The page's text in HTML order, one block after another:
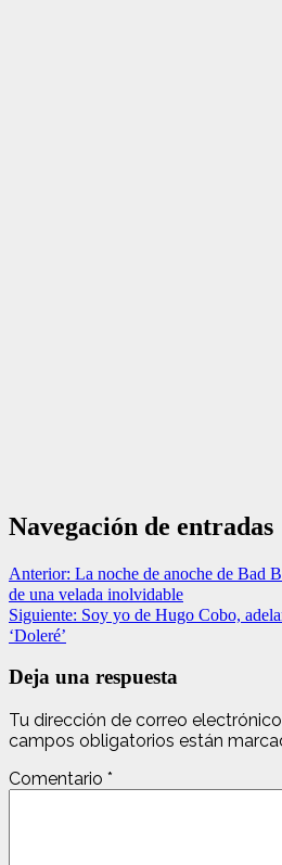
Navegación de entradas
Anterior: La noche de anoche de Bad
de una velada inolvidable
Siguiente: Soy yo de Hugo Cobo,
‘Doleré’
Deja una respuesta
Tu dirección de correo
campos obligatorios están
Comentario *